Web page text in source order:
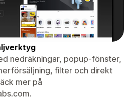
nedräkningar, popup-fönster,
filter och direkt
mer på